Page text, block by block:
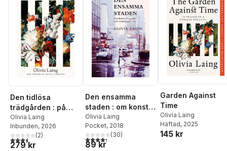
Den tidlösa
trädgården : på
spaning efter ett
gemensamt paradis
Olivia Laing
Inbunden, 2026
3,5utav 5 stjärnor. Totalt antal röster:
(2)
279 kr
Den ensamma
staden : om konst,
ensamhet och
överlevnad
Olivia Laing
Pocket, 2018
4,3utav 5 stjärnor. Totalt antal röster:
(30)
89 kr
Garden Against
Time
Olivia Laing
Häftad, 2025
145 kr